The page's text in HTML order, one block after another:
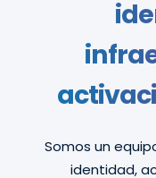
Somos un
identidad,